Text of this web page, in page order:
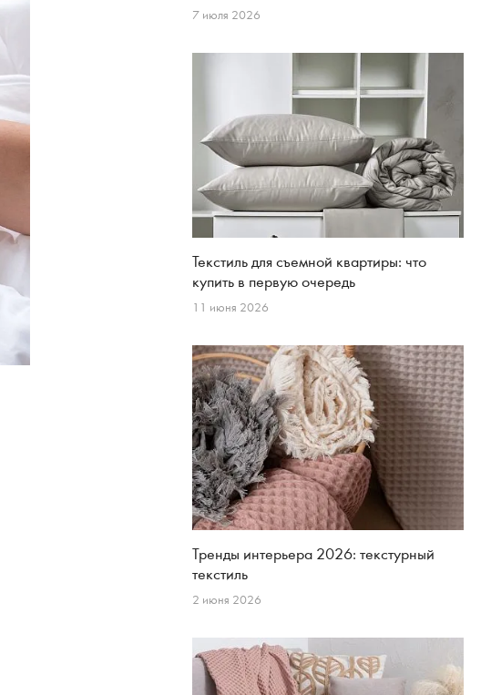
7 июля 2026
Текстиль для съемной квартиры: что
купить в первую очередь
11 июня 2026
Тренды интерьера 2026: текстурный
текстиль
2 июня 2026